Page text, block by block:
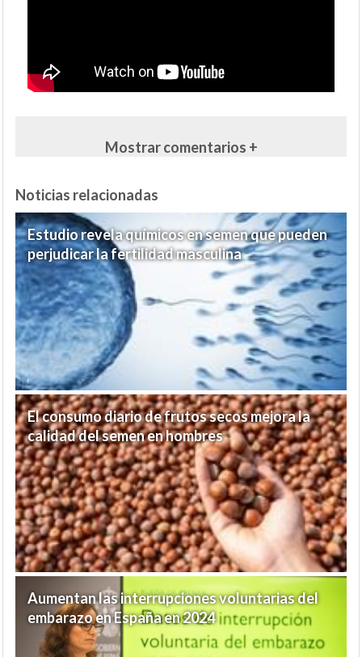
Mostrar comentarios +
Noticias relacionadas
Estudio revela químicos en semen que pueden
perjudicar la fertilidad masculina
El consumo diario de frutos secos mejora la
calidad del semen en hombres
Aumentan las interrupciones voluntarias del
embarazo en España en 2024